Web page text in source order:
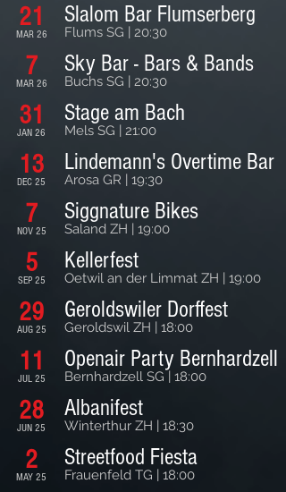
21
MAR 26
Slalom Bar Flumserberg
Flums SG | 20:30
7
MAR 26
Sky Bar - Bars & Bands
Buchs SG | 20:30
31
JAN 26
Stage am Bach
Mels SG | 21:00
13
DEC 25
Lindemann's Overtime Bar
Arosa GR | 19:30
7
NOV 25
Siggnature Bikes
Saland ZH | 19:00
5
SEP 25
Kellerfest
Oetwil an der Limmat ZH | 19:00
29
AUG 25
Geroldswiler Dorffest
Geroldswil ZH | 18:00
11
JUL 25
Openair Party Bernhardzell
Bernhardzell SG | 18:00
28
JUN 25
Albanifest
Winterthur ZH | 18:30
2
MAY 25
Streetfood Fiesta
Frauenfeld TG | 18:00